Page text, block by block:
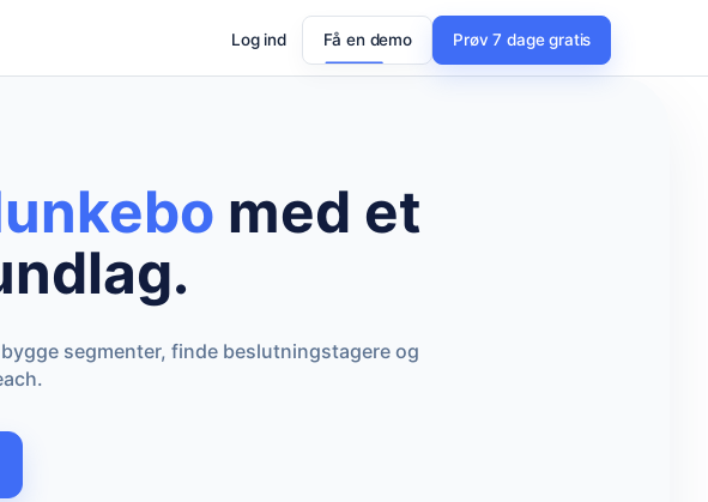
Log ind Få en demo Prøv 7 dage gratis
med et
segmenter, finde beslutningstagere og